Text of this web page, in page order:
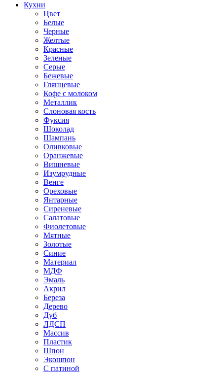
Кухни
Цвет
Белые
Черные
Желтые
Красные
Зеленые
Серые
Бежевые
Глянцевые
Кофе с молоком
Металлик
Слоновая кость
Фуксия
Шоколад
Шампань
Оливковые
Оранжевые
Вишневые
Изумрудные
Венге
Ореховые
Янтарные
Сиреневые
Салатовые
Фиолетовые
Мятные
Золотые
Синие
Материал
МДФ
Эмаль
Акрил
Береза
Дерево
Дуб
ЛДСП
Массив
Пластик
Шпон
Экошпон
С патиной